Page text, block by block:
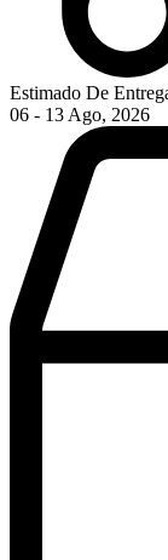
Estimado De
06 - 13 Ago, 2026